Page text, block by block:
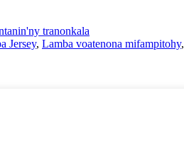
tranonkala
Jersey, Lamba voatenona mifampitohy,